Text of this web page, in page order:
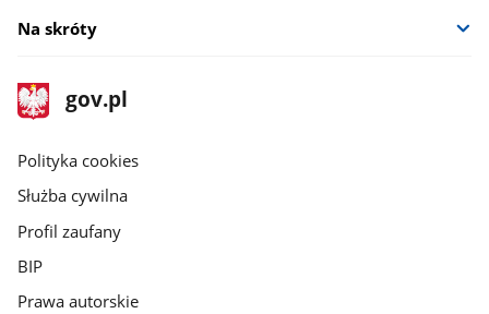
Na skróty
stopka
gov.pl
Strona
gov.pl
gov.pl
Polityka cookies
Służba cywilna
Profil zaufany
BIP
Prawa autorskie